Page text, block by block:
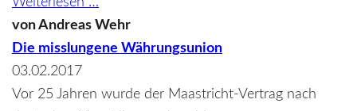
Brexit,
Flüchtlinge
scheitert
vonAndreas Wehr
Die misslungene Währungsunion
03.02.2017
Vor 25 Jahren wurde der Maastricht-Vertrag nach